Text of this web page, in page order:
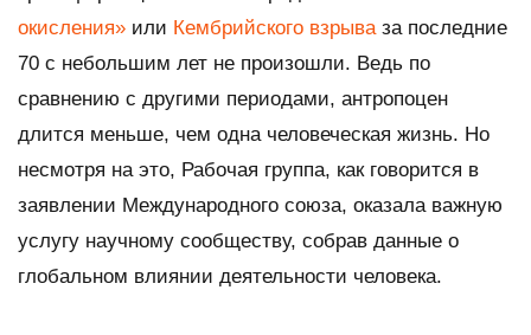
окисления» или Кембрийского взрываза последние
70 с небольшим лет не произошли. Ведь по
сравнению с другими периодами, антропоцен
длится меньше, чем одна человеческая жизнь. Но
несмотря на это, Рабочая группа, как говорится в
заявлении Международного союза, оказала важную
услугу научному сообществу, собрав данные о
глобальном влиянии деятельности человека.